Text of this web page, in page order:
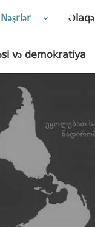
Nəşrlər Əlaqə
və demokratiya